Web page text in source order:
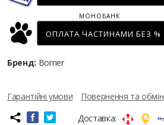
ОПЛАТА ЧАСТИНАМИ БЕЗ %
МОНОБАНК
Бренд: Borner
Гарантійні умови Повернення та обмін
Доставка: